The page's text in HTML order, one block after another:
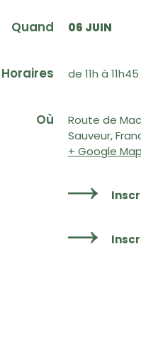
Quand 06 JUIN
Horaires de 11h à 11h45
Où
Route de
Sauveur,
+ Google